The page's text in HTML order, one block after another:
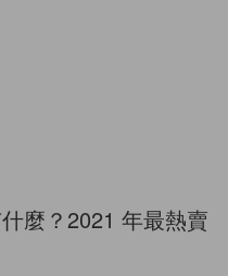
麼？2021 年最熱賣